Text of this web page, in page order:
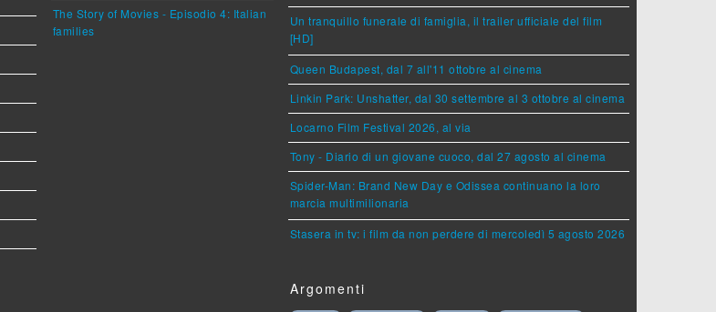
The Story of Movies - Episodio 4: Italian
families
Un tranquillo funerale di famiglia, il trailer ufficiale del film
[HD]
Queen Budapest, dal 7 all'11 ottobre al cinema
Linkin Park: Unshatter, dal 30 settembre al 3 ottobre al cinema
Locarno Film Festival 2026, al via
Tony - Diario di un giovane cuoco, dal 27 agosto al cinema
Spider-Man: Brand New Day e Odissea continuano la loro
marcia multimilionaria
Stasera in tv: i film da non perdere di mercoledì 5 agosto 2026
Argomenti